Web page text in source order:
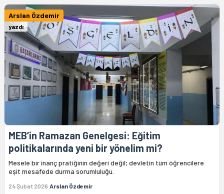
Arslan Özdemir
yazdı
MEB’in Ramazan Genelgesi: Eğitim
politikalarında yeni bir yönelim mi?
Mesele bir inanç pratiğinin değeri değil; devletin tüm öğrencilere
eşit mesafede durma sorumluluğu.
24 Şubat 2026 Arslan Özdemir